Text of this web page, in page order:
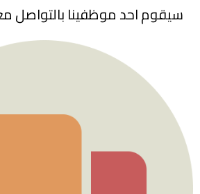
سيقوم احد موظفينا بالتواصل